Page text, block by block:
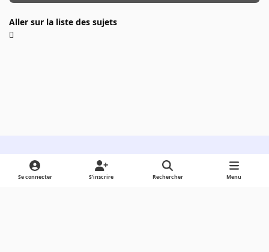
Aller sur la liste des sujets
Light ModeDark ModeSystem Preference
Se connecter S’inscrire Rechercher Menu